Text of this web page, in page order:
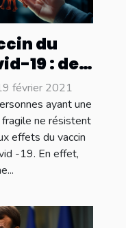
du
19 : des
décès
février 2021
ayant une
ne résistent
effets du vaccin
-19. En effet,